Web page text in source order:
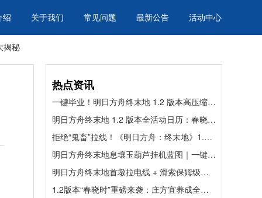
绍 关于我们 常见问题 最新公告 活动中心
揭秘
热点资讯
一键毕业！明日方舟终末地 1.2 版本高压缩模块化基建蓝图全解
明日方舟终末地 1.2 版本全活动日历：春晓时启，资源福利一网打尽
拒绝“鬼畜”拉线！《明日方舟：终末地》1.2版本武陵基建“毕业级”布局大揭秘
明日方舟终末地息壤玉葫芦挂机蓝图｜一键摆完躺拿奖励，懒人必抄！
明日方舟终末地首墩拉电线 + 滑索保姆级攻略｜1.2 版本必看，效率拉满！
1.2版本“春晓时”重磅来袭：庄方宜养成全解析与资源规划指南